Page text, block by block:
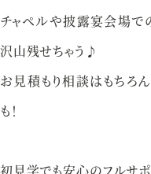
チャペルや披露宴会場で
沢山残せちゃう♪
お見積もり相談はもちろ
も！